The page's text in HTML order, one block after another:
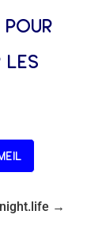
pour
les
→